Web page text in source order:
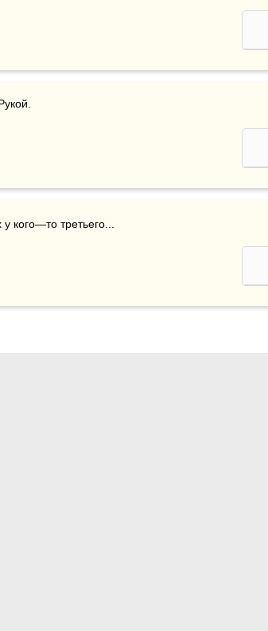
кого—то третьего...